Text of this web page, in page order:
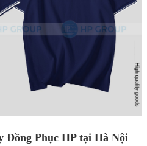
Đồng Phục HP tại Hà Nội